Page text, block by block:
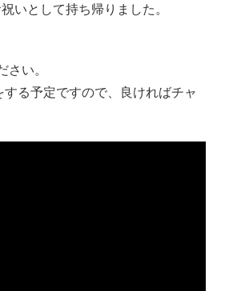
いとして持ち帰りました。
い。
る予定ですので、良ければチャ